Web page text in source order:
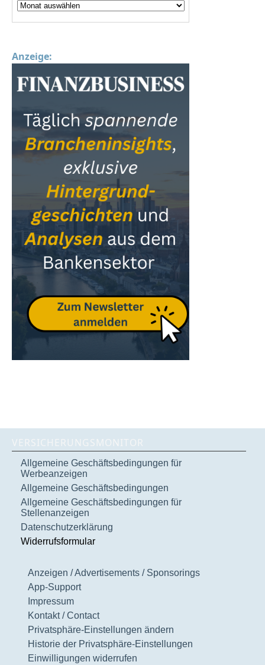
Anzeige:
VERSICHERUNGSMONITOR
Allgemeine Geschäftsbedingungen für
Werbeanzeigen
Allgemeine Geschäftsbedingungen
Allgemeine Geschäftsbedingungen für
Stellenanzeigen
Datenschutzerklärung
Widerrufsformular
Anzeigen / Advertisements / Sponsorings
App-Support
Impressum
Kontakt / Contact
Privatsphäre-Einstellungen ändern
Historie der Privatsphäre-Einstellungen
Einwilligungen widerrufen